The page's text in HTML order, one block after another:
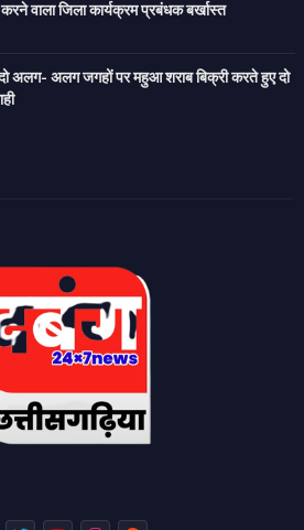
वाला जिला कार्यक्रम प्रबंधक बर्खास्त
दो अलग- अलग जगहों पर महुआ शराब बिक्री करते हुए दो